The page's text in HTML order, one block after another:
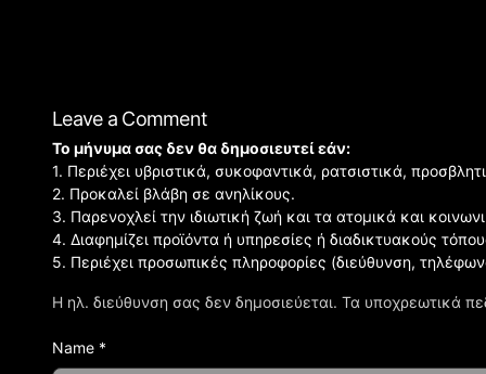
Leave a Comment
Η ηλ. διεύθυνση σας δεν δημοσιεύεται. Τα υποχρεωτικά
Το μήνυμα σας δεν θα δημοσιευτεί εάν:
1. Περιέχει υβριστικά, συκοφαντικά, ρατσιστικά,
2. Προκαλεί βλάβη σε ανηλίκους.
3. Παρενοχλεί την ιδιωτική ζωή και τα ατομικά και
4. Διαφημίζει προϊόντα ή υπηρεσίες ή διαδικτυακούς
5. Περιέχει προσωπικές πληροφορίες (διεύθυνση,
Name *